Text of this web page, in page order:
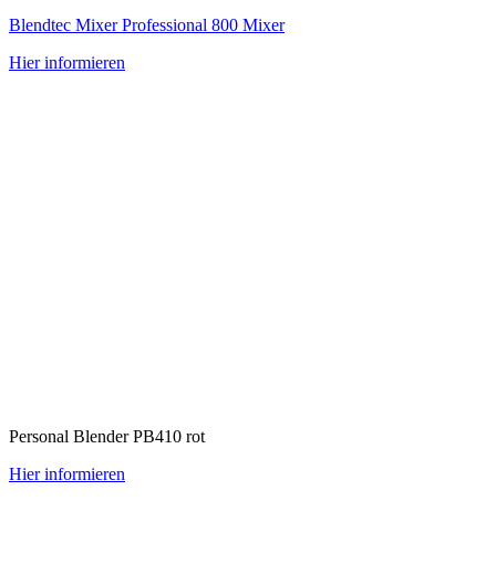
Blend­tec Mixer Pro­fes­sio­nal 800 Mixer
Hier infor­mie­ren
Per­so­nal Blen­der PB410 rot
Hier infor­mie­ren